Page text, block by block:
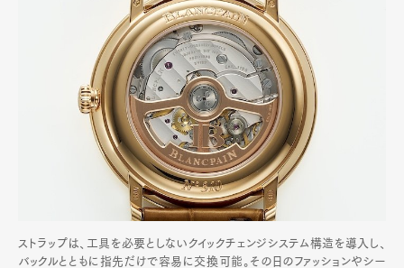
ストラップは、工具を必要としないクイックチェンジシステム構造を導入し、
バックルとともに指先だけで容易に交換可能。その日のファッションやシー